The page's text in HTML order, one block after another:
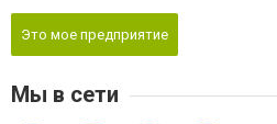
Это мое предприятие
Мы в сети